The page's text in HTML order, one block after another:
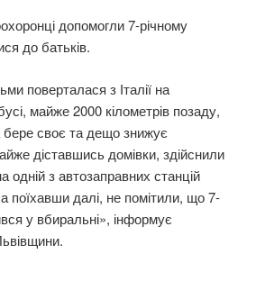
допомогли 7-річному
до батьків.
поверталася з Італії на
майже 2000 кілометрів позаду,
своє та дещо знижує
діставшись домівки, здійснили
одній з автозаправних станцій
а поїхавши далі, не помітили, що 7-
у вбиральні», інформує